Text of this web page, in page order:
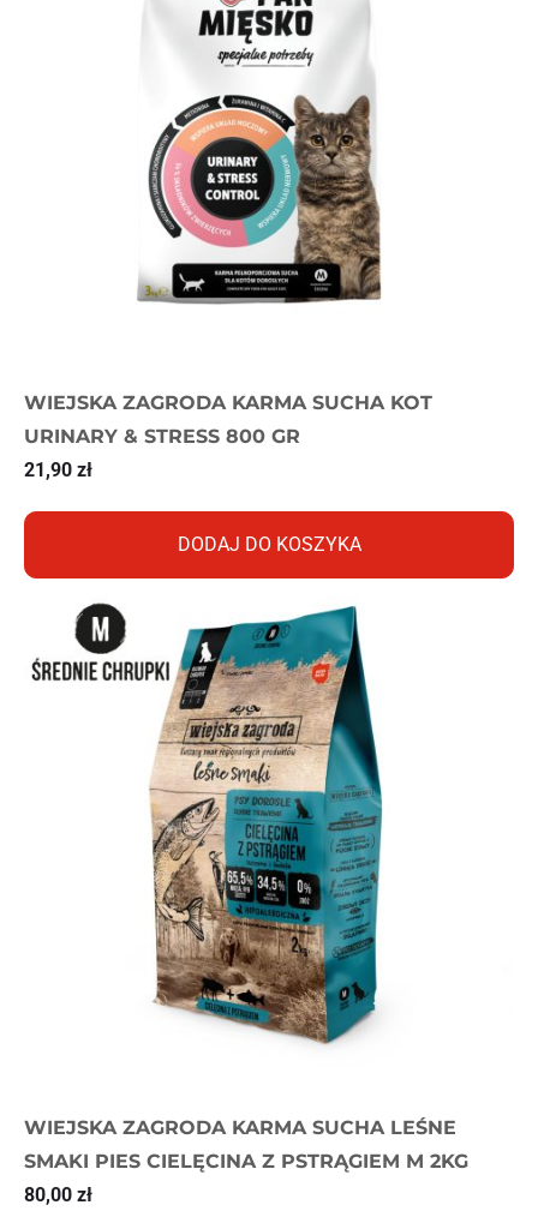
WIEJSKA ZAGRODA KARMA SUCHA KOT
URINARY & STRESS 800 GR
21,90 zł
DODAJ DO KOSZYKA
WIEJSKA ZAGRODA KARMA SUCHA LEŚNE
SMAKI PIES CIELĘCINA Z PSTRĄGIEM M 2KG
80,00 zł